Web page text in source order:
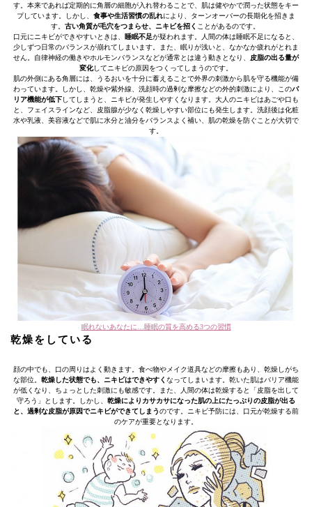
す。本来であれば定期的に角層の細胞が入れ替わることで、肌は健やかで潤った状態をキー
プしています。しかし、 食事や生活習慣の乱れにより、ターンオーバーの長期化を招きま
す。 古い角質が毛穴をつまらせ、ニキビを招く ことがあるのです。
口元にニキビができやすいときは、 睡眠不足が疑われます。人間の体は睡眠不足になると、
少しずつ日常のバランスが崩れてしまいます。また、眠りが浅いと、なかなか疲れがとれま
せん。自律神経の働きやホルモンバランスなどが通常とは違う動きとなり、 皮脂の出る量が
変化してニキビの原因をつくってしまうのです。
肌の外側にある角層には、うるおいを十分に蓄えることで外界の刺激から肌を守る機能が備
わっています。しかし、乾燥や紫外線、洗顔時の過剰な摩擦などの外的刺激により、このバ
リア機能が低下してしまうと、ニキビが発生しやすくなります。大人のニキビはあごや口も
と、フェイスラインなど、皮脂腺が少なく乾燥しやすい部位にも発生します。洗顔後は化粧
水や乳液、美容液などで肌に水分と油分をバランスよく補い、肌の乾燥を防ぐことが大切で
す。
眠れないあなたに…睡眠の質を高める3つの習慣
乾燥をしている
顔の中でも、口の周りはよく動きます。食べ物やメイク道具などの摩擦もあり、乾燥しがち
な部位。 乾燥した状態でも、ニキビはできやすく なってしまいます。乾いた肌はバリア機能
が低くなり、ちょっとした刺激にも敏感です。また、人間の体は乾燥すると「皮脂を出して
守ろう」とします。しかし、 乾燥によりカサカサになった肌の上にたっぷりの皮脂が出る
と、過剰な皮脂が原因でニキビができてしまうのです。ニキビ予防には、口元が乾燥する前
のケアが重要となります。